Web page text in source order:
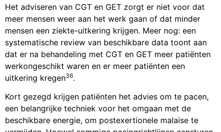
Het adviseren van CGT en GET zorgt er niet voor dat
meer mensen weer aan het werk gaan of dat minder
mensen een ziekte-uitkering krijgen. Meer nog: een
systematische review van beschikbare data toont aan
dat er na behandeling met CGT en GET meer patiënten
werkongeschikt waren en er meer patiënten een
uitkering kregen36.
Kort gezegd krijgen patiënten het advies om te pacen,
een belangrijke techniek voor het omgaan met de
beschikbare energie, om postexertionele malaise te